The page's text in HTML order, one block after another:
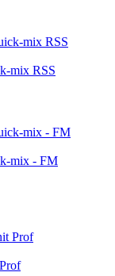
mix RSS
mix - FM